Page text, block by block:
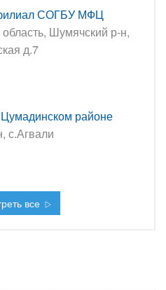
СОГБУ МФЦ
Шумячский р-н,
д.7
районе
с.Агвали
все